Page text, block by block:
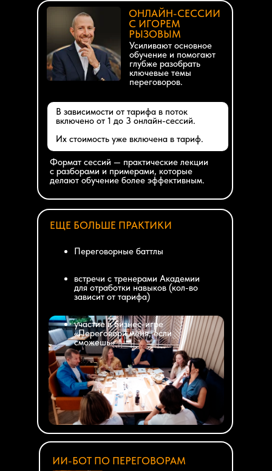
ОНЛАЙН-СЕССИИ
С ИГОРЕМ
РЫЗОВЫМ
Усиливают основное
обучение и помогают
глубже разобрать
ключевые темы
переговоров.
Формат сессий — практические лекции
с разборами и примерами, которые
делают обучение более эффективным.
В зависимости от тарифа в поток
включено от 1 до 3 онлайн-сессий.
Их стоимость уже включена в тариф.
ИИ-БОТ ПО ПЕРЕГОВОРАМ
ЕЩЕ БОЛЬШЕ ПРАКТИКИ
Переговорные баттлы
встречи с тренерами Академии
для отработки навыков (кол-во
зависит от тарифа)
участие в бизнес-игре
«Переговори меня, если
сможешь»